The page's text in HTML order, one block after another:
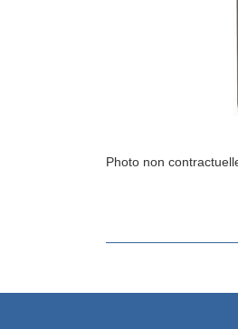
Photo non